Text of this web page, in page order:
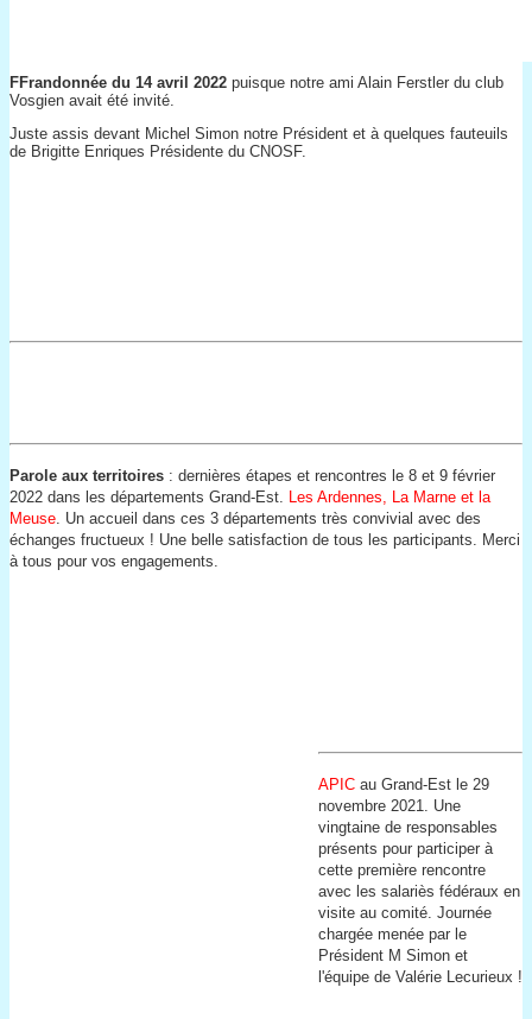
FFrandonnée du 14 avril 2022 puisque notre ami Alain Ferstler du club
Vosgien avait été invité.
Juste assis devant Michel Simon notre Président et à quelques fauteuils
de Brigitte Enriques Présidente du CNOSF.
Parole aux territoires : dernières étapes et rencontres le 8 et 9 février
2022 dans les départements Grand-Est.
Les Ardennes, La Marne et la
Meuse . Un accueil dans ces 3 départements très convivial avec des
échanges fructueux ! Une belle satisfaction de tous les participants. Merci
à tous pour vos engagements.
APIC au Grand-Est le 29
novembre 2021. Une
vingtaine de responsables
présents pour participer à
cette première rencontre
avec les salariès fédéraux en
visite au comité. Journée
chargée menée par le
Président M Simon et
l'équipe de Valérie Lecurieux !